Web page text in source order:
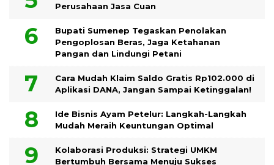
Perusahaan Jasa Cuan
Bupati Sumenep Tegaskan Penolakan
Pengoplosan Beras, Jaga Ketahanan
Pangan dan Lindungi Petani
Cara Mudah Klaim Saldo Gratis Rp102.000 di
Aplikasi DANA, Jangan Sampai Ketinggalan!
Ide Bisnis Ayam Petelur: Langkah-Langkah
Mudah Meraih Keuntungan Optimal
Kolaborasi Produksi: Strategi UMKM
Bertumbuh Bersama Menuju Sukses